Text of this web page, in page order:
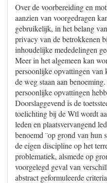
Over de voorbereiding en
aanzien van voorgedragen
gebruikelijk, in het belang
privacy van de betrokkenen
inhoudelijke mededelingen
Meer in het algemeen kan
persoonlijke opvattingen van
de weg staan aan
persoonlijke opvattingen
Doorslaggevend is de
toelichting bij de Wtl wordt
leden en plaatsvervangend
benoemd ¨op grond van hun
de eigen discipline op het
problematiek, alsmede op
voorgelegd geval van
abstract geformuleerde